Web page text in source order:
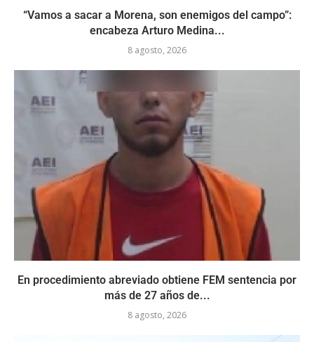
“Vamos a sacar a Morena, son enemigos del campo”:
encabeza Arturo Medina...
8 agosto, 2026
En procedimiento abreviado obtiene FEM sentencia por
más de 27 años de...
8 agosto, 2026